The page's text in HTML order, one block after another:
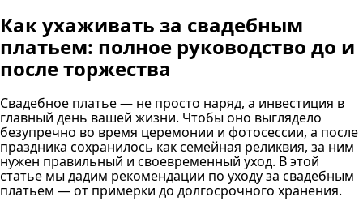
Как ухаживать за свадебным
платьем: полное руководство до и
после торжества
Свадебное платье — не просто наряд, а инвестиция в
главный день вашей жизни. Чтобы оно выглядело
безупречно во время церемонии и фотосессии, а после
праздника сохранилось как семейная реликвия, за ним
нужен правильный и своевременный уход. В этой
статье мы дадим рекомендации по уходу за свадебным
платьем — от примерки до долгосрочного хранения.